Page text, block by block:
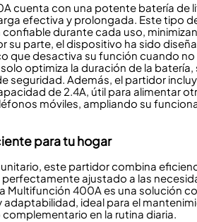
cuenta con una potente batería de
efectiva y prolongada. Este tipo
durante cada uso,
su parte, el dispositivo ha sido
que desactiva su función cuando no
optimiza la duración de la batería,
seguridad. Además, el partidor
de 2.4A, útil para alimentar
móviles, ampliando su
para tu hogar
este partidor combina
ajustado a las
Multifunción 400A es una solución
ideal para el
en la rutina diaria.